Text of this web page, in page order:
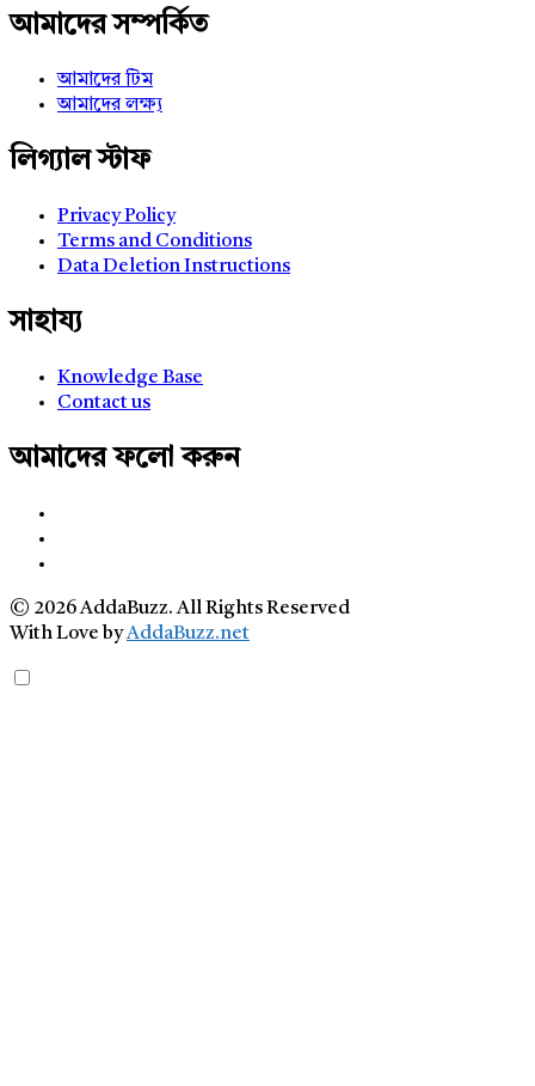
আমাদের সম্পর্কিত
আমাদের টিম
আমাদের লক্ষ্য
লিগ্যাল স্টাফ
Privacy Policy
Terms and Conditions
Data Deletion Instructions
সাহায্য
Knowledge Base
Contact us
আমাদের ফলো করুন
© 2026 AddaBuzz. All Rights Reserved
With Love byAddaBuzz.net